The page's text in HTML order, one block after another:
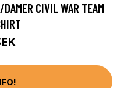
CIVIL WAR TEAM